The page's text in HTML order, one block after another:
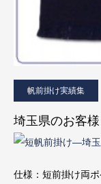
帆前掛け実績集
埼玉県のお客様
仕様：短前掛け両